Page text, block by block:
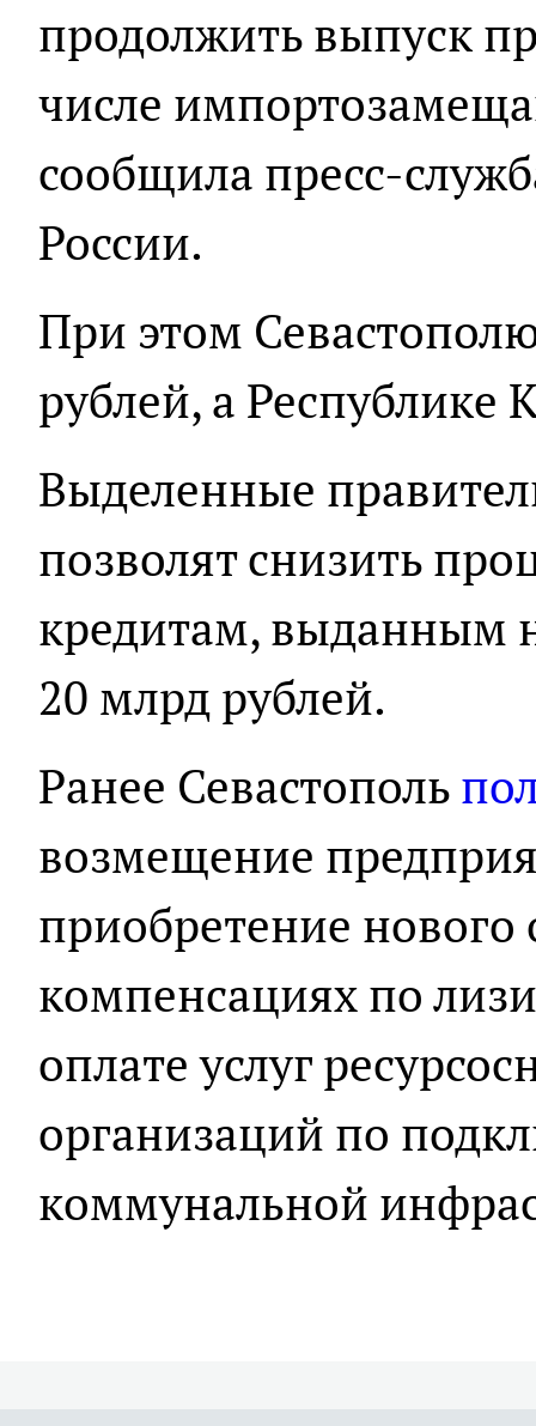
продолжить выпуск
числе
сообщила пресс-
России.
При этом
рублей, а
Выделенные
позволят снизить
кредитам, выданным
20 млрд рублей.
Ранее Севастополь
возмещение
приобретение нового
компенсациях по
оплате услуг
организаций по
коммунальной